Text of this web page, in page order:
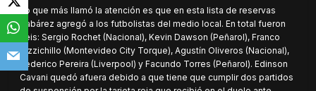
Lo que más llamó la atención es que en esta lista de reservas
Tabárez agregó a los futbolistas del medio local. En total fueron
seis: Sergio Rochet (Nacional), Kevin Dawson (Peñarol), Franco
Pizzichillo (Montevideo City Torque), Agustín Oliveros (Nacional),
Federico Pereira (Liverpool) y Facundo Torres (Peñarol). Edinson
Cavani quedó afuera debido a que tiene que cumplir dos partidos